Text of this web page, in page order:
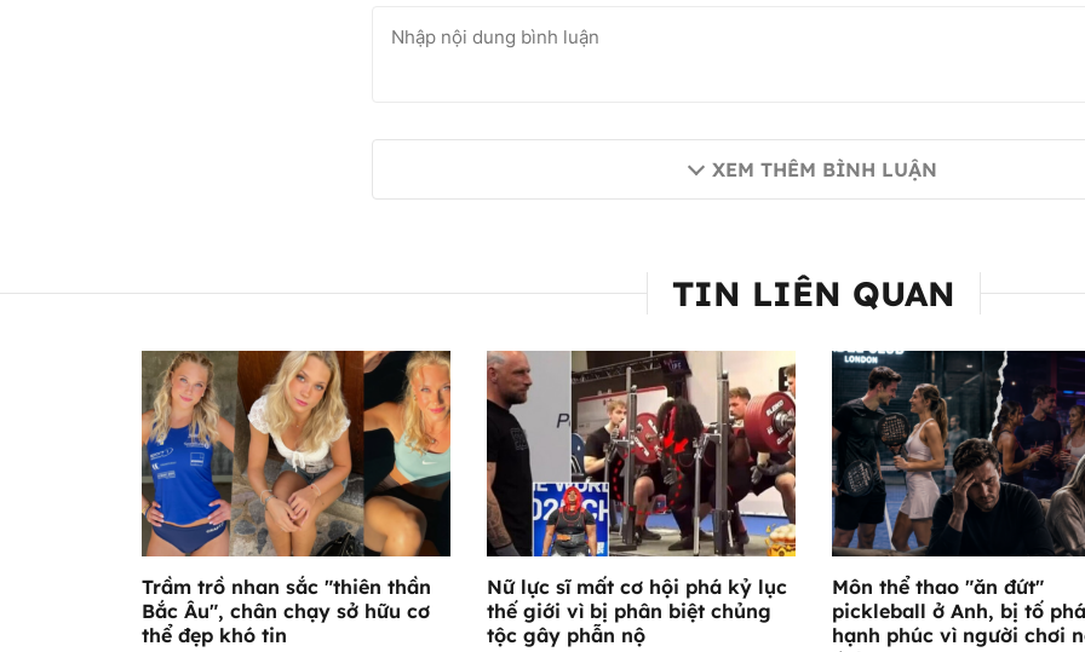
XEM THÊM BÌNH LUẬN
TIN LIÊN QUAN
Trầm trồ nhan sắc "thiên thần
Bắc Âu", chân chạy sở hữu cơ
thể đẹp khó tin
Nữ lực sĩ mất cơ hội phá kỷ lục
thế giới vì bị phân biệt chủng
tộc gây phẫn nộ
Môn thể thao "ăn đứt"
pickleball ở Anh, bị tố
hạnh phúc vì người chơi